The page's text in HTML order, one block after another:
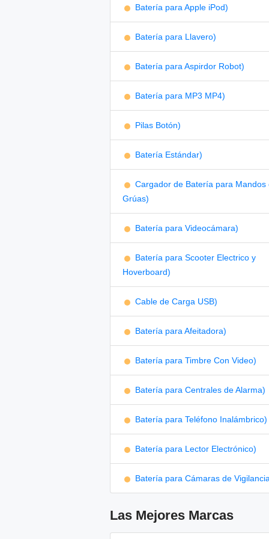
Batería para Apple iPod)
Batería para Llavero)
Batería para Aspirdor Robot)
Batería para MP3 MP4)
Pilas Botón)
Batería Estándar)
Cargador de Batería para Mandos
Grúas)
Batería para Videocámara)
Batería para Scooter Electrico y
Hoverboard)
Cable de Carga USB)
Batería para Afeitadora)
Batería para Timbre Con Video)
Batería para Centrales de Alarma)
Batería para Teléfono Inalámbrico)
Batería para Lector Electrónico)
Batería para Cámaras de
Las Mejores Marcas